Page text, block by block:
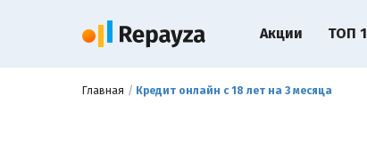
Главная Кредит онлайн с 18 лет на 3 месяца
Акции ТОП